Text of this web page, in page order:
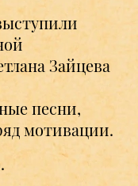
Зайцева
песни,
мотивации.